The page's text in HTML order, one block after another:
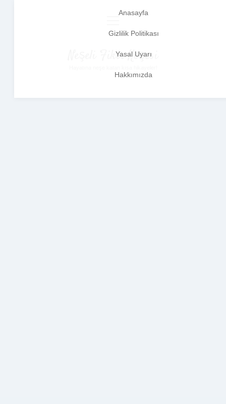
Anasayfa
Gizlilik Politikası
Yasal Uyarı
Hakkımızda
Neşeli Fikir Köşesi